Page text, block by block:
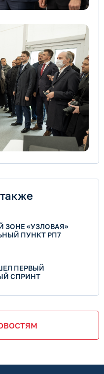
ЗОНЕ «УЗЛОВАЯ»
ПУНКТ РП7
ПЕРВЫЙ
СПРИНТ